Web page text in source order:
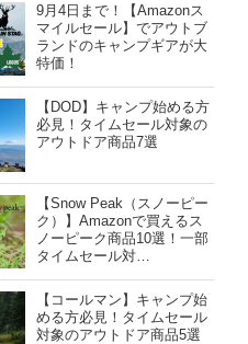
9月4日まで！【Amazonス
マイルセール】でアウトブ
ランドのキャンプギアが大
特価！
【DOD】キャンプ始める方
必見！タイムセール対象の
アウトドア商品7選
【Snow Peak（スノーピー
ク）】Amazonで買えるス
ノーピーク商品10選！一部
タイムセール対…
【コールマン】キャンプ始
める方必見！タイムセール
対象のアウトドア商品5選